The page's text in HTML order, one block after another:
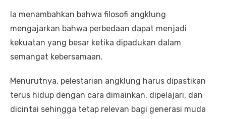
Ia menambahkan bahwa filosofi angklung
mengajarkan bahwa perbedaan dapat menjadi
kekuatan yang besar ketika dipadukan dalam
semangat kebersamaan.
Menurutnya, pelestarian angklung harus dipastikan
terus hidup dengan cara dimainkan, dipelajari, dan
dicintai sehingga tetap relevan bagi generasi muda